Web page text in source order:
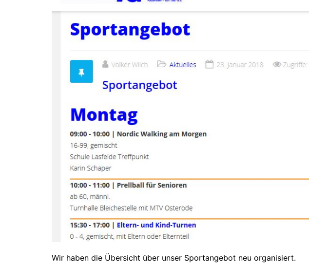
Wir haben die Übersicht über unser Sportangebot neu organisiert.